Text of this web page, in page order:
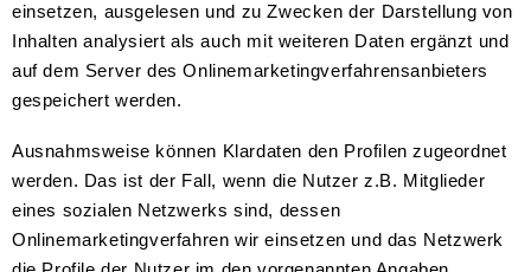
einsetzen, ausgelesen und zu Zwecken der Darstellung von
Inhalten analysiert als auch mit weiteren Daten ergänzt und
auf dem Server des Onlinemarketingverfahrensanbieters
gespeichert werden.
Ausnahmsweise können Klardaten den Profilen zugeordnet
werden. Das ist der Fall, wenn die Nutzer z.B. Mitglieder
eines sozialen Netzwerks sind, dessen
Onlinemarketingverfahren wir einsetzen und das Netzwerk